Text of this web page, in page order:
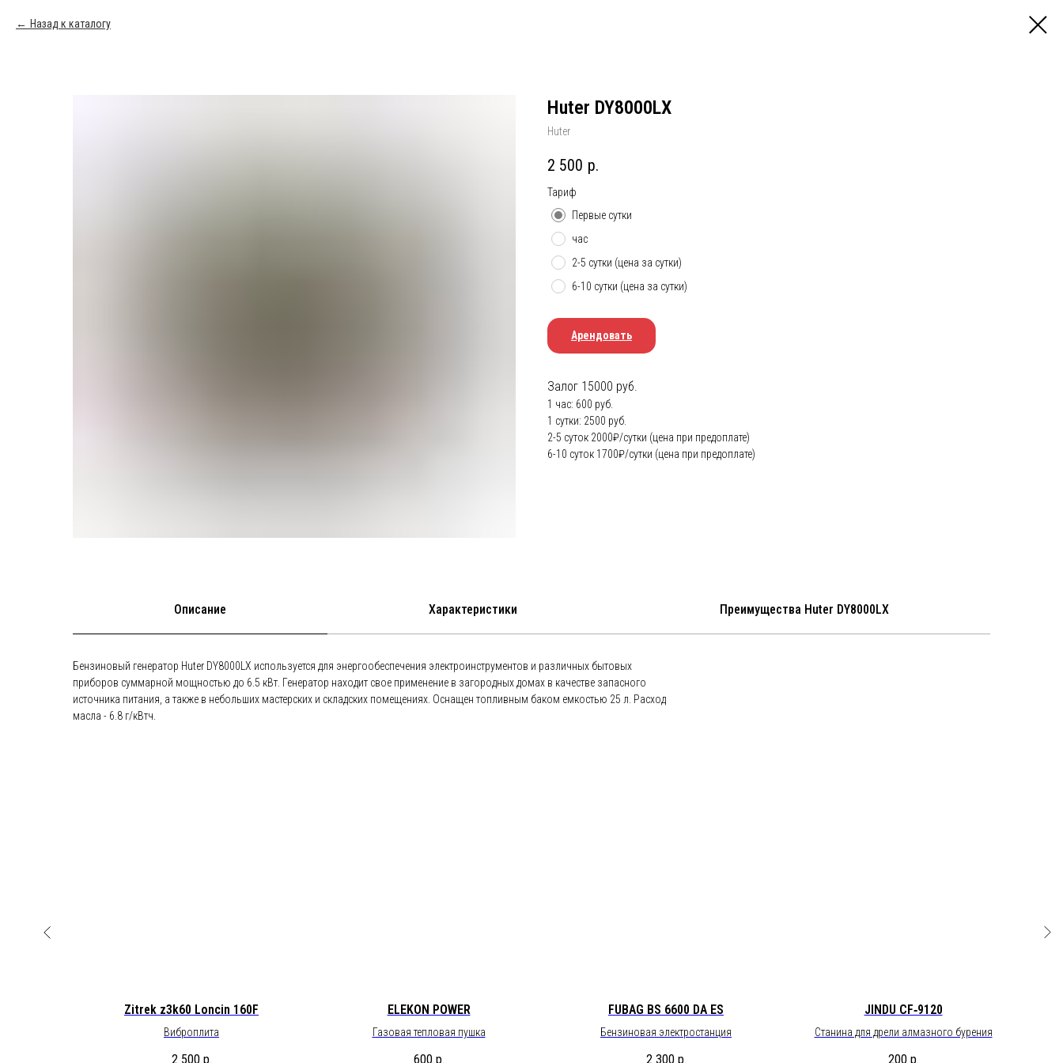
Назад к каталогу
Huter DY8000LX
Huter
2 500 р.
Тариф
Первые сутки
час
2-5 сутки (цена за сутки)
6-10 сутки (цена за сутки)
Арендовать
Залог 15000 руб.
1 час: 600 руб.
1 сутки: 2500 руб.
2-5 суток 2000₽/сутки (цена при предоплате)
6-10 суток 1700₽/сутки (цена при предоплате)
Описание Характеристики Преимущества Huter DY8000LX
Бензиновый генератор Huter DY8000LX используется для энергообеспечения электроинструментов и различных бытовых
приборов суммарной мощностью до 6.5 кВт. Генератор находит свое применение в загородных домах в качестве запасного
источника питания, а также в небольших мастерских и складских помещениях. Оснащен топливным баком емкостью 25 л. Расход
масла - 6.8 г/кВтч.
Zitrek z3k60 Loncin 160F
Виброплита
2 500 р.
ELEKON POWER
Газовая тепловая пушка
600 р.
FUBAG BS 6600 DA ES
Бензиновая электростанция
2 300 р.
JINDU CF‑9120
Станина для дрели алмазного бурения
200 р.